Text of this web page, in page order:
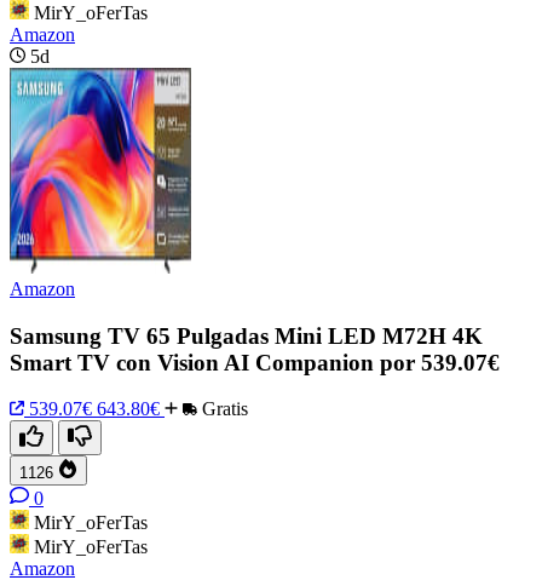
MirY_oFerTas
Amazon
5d
Amazon
Samsung TV 65 Pulgadas Mini LED M72H 4K
Smart TV con Vision AI Companion por 539.07€
539.07€ 643.80€ Gratis
1126
0
MirY_oFerTas
MirY_oFerTas
Amazon